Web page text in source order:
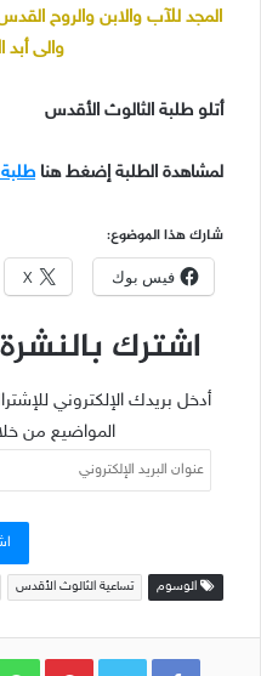
المجد للآب والابن والروح
والى أبد
أتلو طلبة الثالوث الأقدس
لمشاهدة الطلبة إضغط هنا
شارك هذا الموضوع:
فيس بوك X
اشترك
أدخل بريدك الإلكتروني
المواضيع من
عنوان
البريد
الوسوم تساعية الثالوث الأقدس